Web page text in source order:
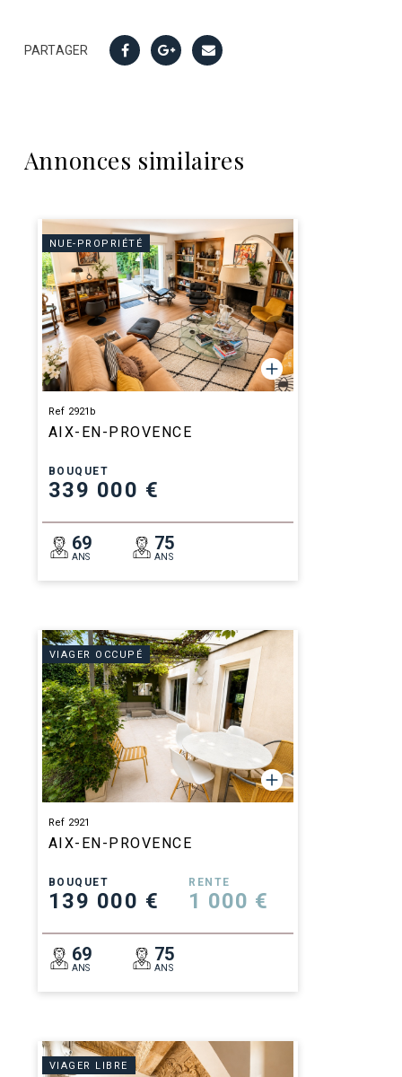
PARTAGER
Annonces similaires
NUE-PROPRIÉTÉ
Ref 2921b
AIX-EN-PROVENCE
BOUQUET
339 000 €
69
ANS
75
ANS
VIAGER OCCUPÉ
Ref 2921
AIX-EN-PROVENCE
BOUQUET
139 000 €
RENTE
1 000 €
69
ANS
75
ANS
VIAGER LIBRE